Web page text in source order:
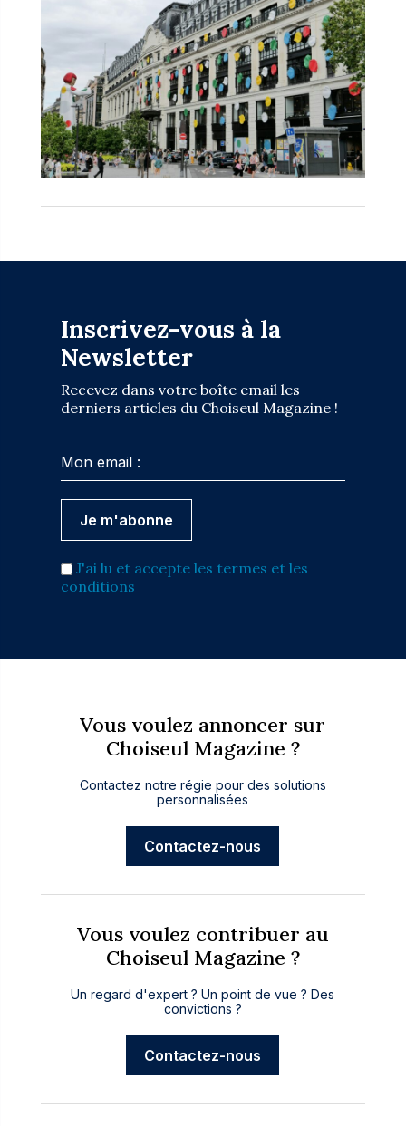
Inscrivez-vous à la
Newsletter
Recevez dans votre boîte email les
derniers articles du Choiseul Magazine !
J'ai lu et accepte les termes et les
conditions
Vous voulez annoncer sur
Choiseul Magazine ?
Contactez notre régie pour des solutions
personnalisées
Contactez-nous
Vous voulez contribuer au
Choiseul Magazine ?
Un regard d'expert ? Un point de vue ? Des
convictions ?
Contactez-nous